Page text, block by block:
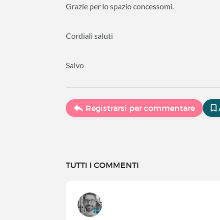
Grazie per lo spazio concessomi.
Cordiali saluti
Salvo
Registrarsi per commentare
TUTTI I COMMENTI